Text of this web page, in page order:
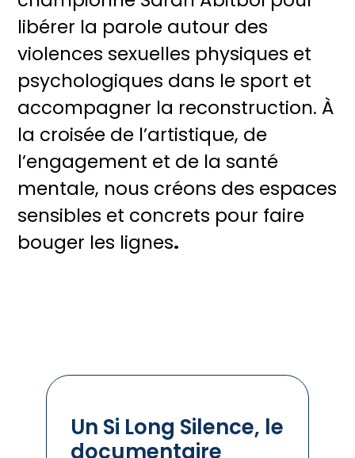
libérer la parole autour des
violences sexuelles physiques et
psychologiques dans le sport et
accompagner la reconstruction. À
la croisée de l’artistique, de
l’engagement et de la santé
mentale, nous créons des espaces
sensibles et concrets pour faire
bouger les lignes.
Un Si Long Silence, le
documentaire